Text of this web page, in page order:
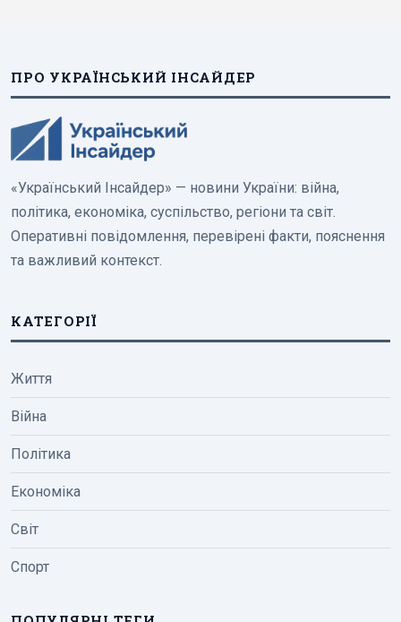
ПРО УКРАЇНСЬКИЙ ІНСАЙДЕР
«Український Інсайдер» — новини України: війна,
політика, економіка, суспільство, регіони та світ.
Оперативні повідомлення, перевірені факти, пояснення
та важливий контекст.
КАТЕГОРІЇ
Життя
Війна
Політика
Економіка
Світ
Спорт